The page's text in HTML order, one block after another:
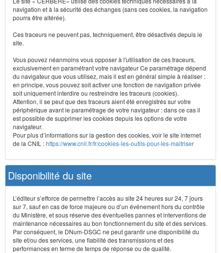
navigation et à la sécurité des échanges (sans ces cookies, la navigation
pourra être altérée).
Ces traceurs ne peuvent pas, techniquement, être désactivés depuis le
site.
Vous pouvez néanmoins vous opposer à l'utilisation de ces traceurs,
exclusivement en paramétrant votre navigateur Ce paramétrage dépend
du navigateur que vous utilisez, mais il est en général simple à réaliser :
en principe, vous pouvez soit activer une fonction de navigation privée
soit uniquement interdire ou restreindre les traceurs (cookies).
Attention, il se peut que des traceurs aient été enregistrés sur votre
périphérique avant le paramétrage de votre navigateur : dans ce cas il
est possible de supprimer les cookies depuis les options de votre
navigateur.
Pour plus d’informations sur la gestion des cookies, voir le site internet
de la CNIL :https://www.cnil.fr/fr/cookies-les-outils-pour-les-maitriser
Disponibilité du site
L’éditeur s’efforce de permettre l’accès au site 24 heures sur 24, 7 jours
sur 7, sauf en cas de force majeure ou d’un événement hors du contrôle
du Ministère, et sous réserve des éventuelles pannes et interventions de
maintenance nécessaires au bon fonctionnement du site et des services.
Par conséquent, le DNum-DSGC ne peut garantir une disponibilité du
site et/ou des services, une fiabilité des transmissions et des
performances en terme de temps de réponse ou de qualité.